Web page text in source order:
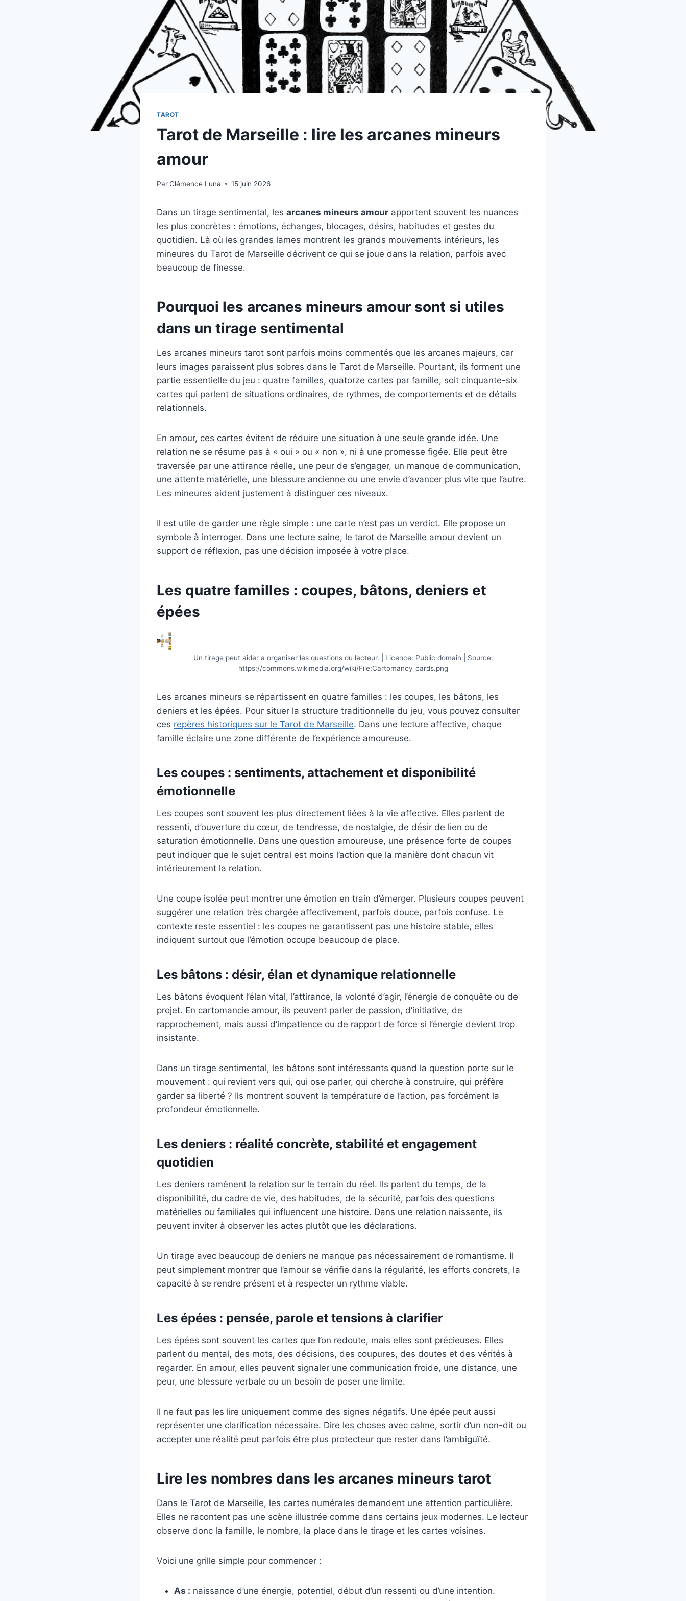
TAROT
Tarot de Marseille : lire les arcanes mineurs
amour
ParClémence Luna 15 juin 2026
Dans un tirage sentimental, les arcanes mineurs amour apportent souvent les nuances
les plus concrètes : émotions, échanges, blocages, désirs, habitudes et gestes du
quotidien. Là où les grandes lames montrent les grands mouvements intérieurs, les
mineures du Tarot de Marseille décrivent ce qui se joue dans la relation, parfois avec
beaucoup de finesse.
Pourquoi les arcanes mineurs amour sont si utiles
dans un tirage sentimental
Les arcanes mineurs tarot sont parfois moins commentés que les arcanes majeurs, car
leurs images paraissent plus sobres dans le Tarot de Marseille. Pourtant, ils forment une
partie essentielle du jeu : quatre familles, quatorze cartes par famille, soit cinquante-six
cartes qui parlent de situations ordinaires, de rythmes, de comportements et de détails
relationnels.
En amour, ces cartes évitent de réduire une situation à une seule grande idée. Une
relation ne se résume pas à « oui » ou « non », ni à une promesse figée. Elle peut être
traversée par une attirance réelle, une peur de s’engager, un manque de communication,
une attente matérielle, une blessure ancienne ou une envie d’avancer plus vite que l’autre.
Les mineures aident justement à distinguer ces niveaux.
Il est utile de garder une règle simple : une carte n’est pas un verdict. Elle propose un
symbole à interroger. Dans une lecture saine, le tarot de Marseille amour devient un
support de réflexion, pas une décision imposée à votre place.
Les quatre familles : coupes, bâtons, deniers et
épées
Un tirage peut aider a organiser les questions du lecteur. | Licence: Public domain | Source:
https://commons.wikimedia.org/wiki/File:Cartomancy_cards.png
Les arcanes mineurs se répartissent en quatre familles : les coupes, les bâtons, les
deniers et les épées. Pour situer la structure traditionnelle du jeu, vous pouvez consulter
ces repères historiques sur le Tarot de Marseille. Dans une lecture affective, chaque
famille éclaire une zone différente de l’expérience amoureuse.
Les coupes : sentiments, attachement et disponibilité
émotionnelle
Les coupes sont souvent les plus directement liées à la vie affective. Elles parlent de
ressenti, d’ouverture du cœur, de tendresse, de nostalgie, de désir de lien ou de
saturation émotionnelle. Dans une question amoureuse, une présence forte de coupes
peut indiquer que le sujet central est moins l’action que la manière dont chacun vit
intérieurement la relation.
Une coupe isolée peut montrer une émotion en train d’émerger. Plusieurs coupes peuvent
suggérer une relation très chargée affectivement, parfois douce, parfois confuse. Le
contexte reste essentiel : les coupes ne garantissent pas une histoire stable, elles
indiquent surtout que l’émotion occupe beaucoup de place.
Les bâtons : désir, élan et dynamique relationnelle
Les bâtons évoquent l’élan vital, l’attirance, la volonté d’agir, l’énergie de conquête ou de
projet. En cartomancie amour, ils peuvent parler de passion, d’initiative, de
rapprochement, mais aussi d’impatience ou de rapport de force si l’énergie devient trop
insistante.
Dans un tirage sentimental, les bâtons sont intéressants quand la question porte sur le
mouvement : qui revient vers qui, qui ose parler, qui cherche à construire, qui préfère
garder sa liberté ? Ils montrent souvent la température de l’action, pas forcément la
profondeur émotionnelle.
Les deniers : réalité concrète, stabilité et engagement
quotidien
Les deniers ramènent la relation sur le terrain du réel. Ils parlent du temps, de la
disponibilité, du cadre de vie, des habitudes, de la sécurité, parfois des questions
matérielles ou familiales qui influencent une histoire. Dans une relation naissante, ils
peuvent inviter à observer les actes plutôt que les déclarations.
Un tirage avec beaucoup de deniers ne manque pas nécessairement de romantisme. Il
peut simplement montrer que l’amour se vérifie dans la régularité, les efforts concrets, la
capacité à se rendre présent et à respecter un rythme viable.
Les épées : pensée, parole et tensions à clarifier
Les épées sont souvent les cartes que l’on redoute, mais elles sont précieuses. Elles
parlent du mental, des mots, des décisions, des coupures, des doutes et des vérités à
regarder. En amour, elles peuvent signaler une communication froide, une distance, une
peur, une blessure verbale ou un besoin de poser une limite.
Il ne faut pas les lire uniquement comme des signes négatifs. Une épée peut aussi
représenter une clarification nécessaire. Dire les choses avec calme, sortir d’un non-dit ou
accepter une réalité peut parfois être plus protecteur que rester dans l’ambiguïté.
Lire les nombres dans les arcanes mineurs tarot
Dans le Tarot de Marseille, les cartes numérales demandent une attention particulière.
Elles ne racontent pas une scène illustrée comme dans certains jeux modernes. Le lecteur
observe donc la famille, le nombre, la place dans le tirage et les cartes voisines.
Voici une grille simple pour commencer :
As : naissance d’une énergie, potentiel, début d’un ressenti ou d’une intention.